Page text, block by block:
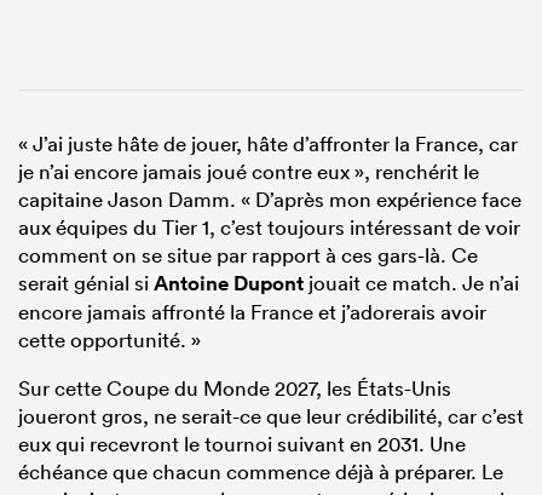
« J’ai juste hâte de jouer, hâte d’affronter la France, car
je n’ai encore jamais joué contre eux », renchérit le
capitaine Jason Damm. « D’après mon expérience face
aux équipes du Tier 1, c’est toujours intéressant de voir
comment on se situe par rapport à ces gars-là. Ce
serait génial siAntoine Dupont jouait ce match. Je n’ai
encore jamais affronté la France et j’adorerais avoir
cette opportunité. »
Sur cette Coupe du Monde 2027, les États-Unis
joueront gros, ne serait-ce que leur crédibilité, car c’est
eux qui recevront le tournoi suivant en 2031. Une
échéance que chacun commence déjà à préparer. Le